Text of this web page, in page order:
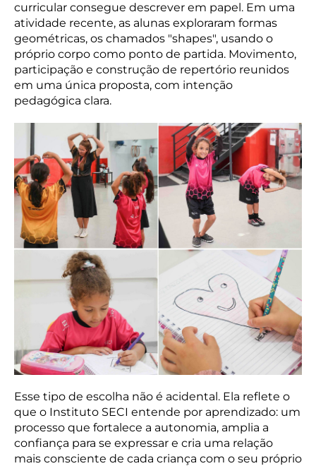
curricular consegue descrever em papel. Em uma
atividade recente, as alunas exploraram formas
geométricas, os chamados "shapes", usando o
próprio corpo como ponto de partida. Movimento,
participação e construção de repertório reunidos
em uma única proposta, com intenção
pedagógica clara.
Esse tipo de escolha não é acidental. Ela reflete o
que o Instituto SECI entende por aprendizado: um
processo que fortalece a autonomia, amplia a
confiança para se expressar e cria uma relação
mais consciente de cada criança com o seu próprio